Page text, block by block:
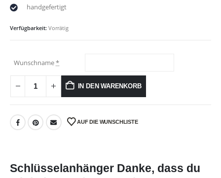
handgefertigt
Verfügbarkeit: Vorrätig
Wunschname*
IN DEN WARENKORB
AUF DIE WUNSCHLISTE
Schlüsselanhänger Danke, dass du